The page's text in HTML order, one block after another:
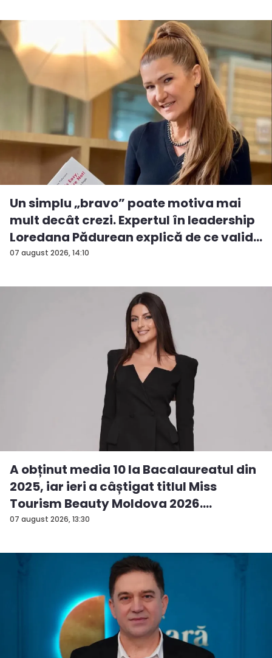
07 august 2026, 14:10
Un simplu „bravo” poate motiva mai
mult decât crezi. Expertul în leadership
Loredana Pădurean explică de ce valid...
07 august 2026, 13:30
A obținut media 10 la Bacalaureatul din
2025, iar ieri a câștigat titlul Miss
Tourism Beauty Moldova 2026.
Andreea...